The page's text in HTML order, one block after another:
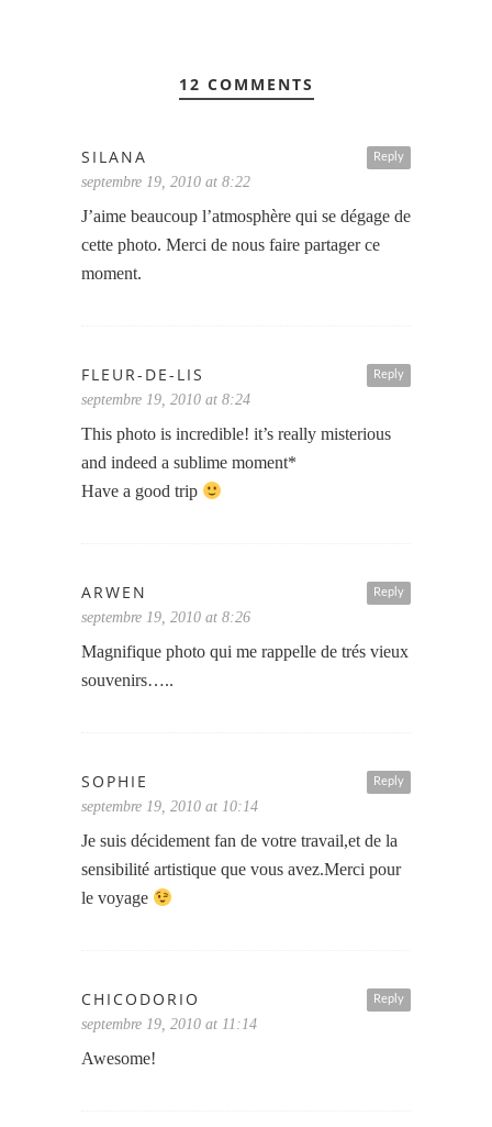
12 COMMENTS
Reply
SILANA
septembre 19, 2010 at 8:22
J’aime beaucoup l’atmosphère qui se dégage de
cette photo. Merci de nous faire partager ce
moment.
Reply
FLEUR-DE-LIS
septembre 19, 2010 at 8:24
This photo is incredible! it’s really misterious
and indeed a sublime moment*
Have a good trip
Reply
ARWEN
septembre 19, 2010 at 8:26
Magnifique photo qui me rappelle de trés vieux
souvenirs…..
Reply
SOPHIE
septembre 19, 2010 at 10:14
Je suis décidement fan de votre travail,et de la
sensibilité artistique que vous avez.Merci pour
le voyage
Reply
CHICODORIO
septembre 19, 2010 at 11:14
Awesome!